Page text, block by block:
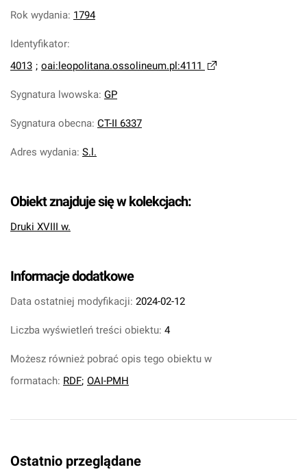
Rok wydania: 1794
Identyfikator:
4013 ; oai:leopolitana.ossolineum.pl:4111
Sygnatura lwowska: GP
Sygnatura obecna: CT-II 6337
Adres wydania: S.l.
Obiekt znajduje się w kolekcjach:
Druki XVIII w.
Informacje dodatkowe
Data ostatniej modyfikacji: 2024-02-12
Liczba wyświetleń treści obiektu: 4
Możesz również pobrać opis tego obiektu w
formatach: RDF; OAI-PMH
Ostatnio przeglądane